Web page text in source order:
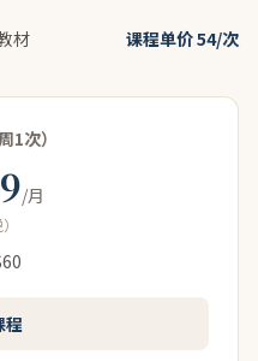
えていただけますか？
というイギリスで一
て設立された学校に合格
たか？
てくれました。South
材 课程单价 54/次
1次）
/月
程